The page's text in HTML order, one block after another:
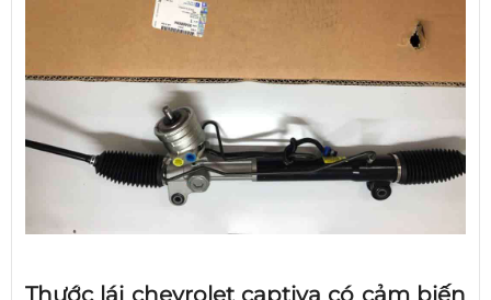
Thước lái chevrolet captiva có cảm biến